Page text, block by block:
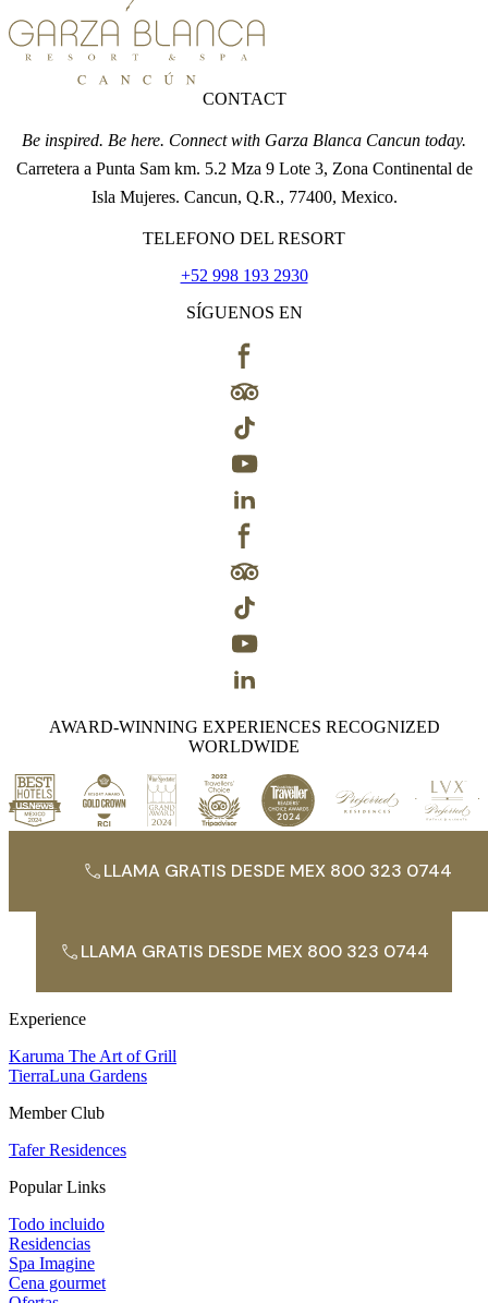
CONTACT
Be inspired. Be here. Connect with Garza Blanca Cancun today.
Carretera a Punta Sam km. 5.2 Mza 9 Lote 3, Zona Continental de
Isla Mujeres. Cancun, Q.R., 77400, Mexico.
TELEFONO DEL RESORT
+52 998 193 2930
SÍGUENOS EN
AWARD-WINNING EXPERIENCES RECOGNIZED
WORLDWIDE
LLAMA GRATIS DESDE MEX 800 323 0744
LLAMA GRATIS DESDE MEX 800 323 0744
Experience
Karuma The Art of Grill
TierraLuna Gardens
Member Club
Tafer Residences
Popular Links
Todo incluido
Residencias
Spa Imagine
Cena gourmet